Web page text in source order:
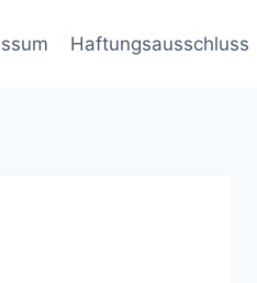
Haftungsausschluss